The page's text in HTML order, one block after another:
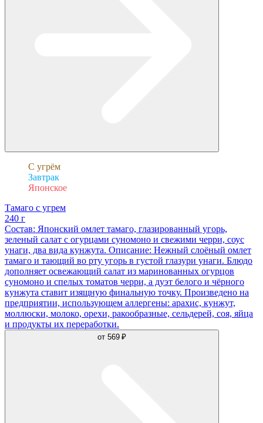
С угрём
Завтрак
Японское
Тамаго с угрем
240 г
Состав: Японский омлет тамаго, глазированный угорь,
зеленый салат с огурцами суномоно и свежими черри, соус
унаги, два вида кунжута. Описание: Нежный слоёный омлет
тамаго и тающий во рту угорь в густой глазури унаги. Блюдо
дополняет освежающий салат из маринованных огурцов
суномоно и спелых томатов черри, а дуэт белого и чёрного
кунжута ставит изящную финальную точку. Произведено на
предприятии, использующем аллергены: арахис, кунжут,
моллюски, молоко, орехи, ракообразные, сельдерей, соя, яйца
и продукты их переработки.
от 569 ₽